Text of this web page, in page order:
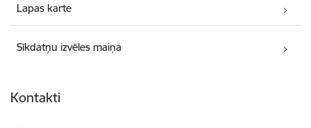
Lapas karte
Sīkdatņu izvēles maiņa
Kontakti